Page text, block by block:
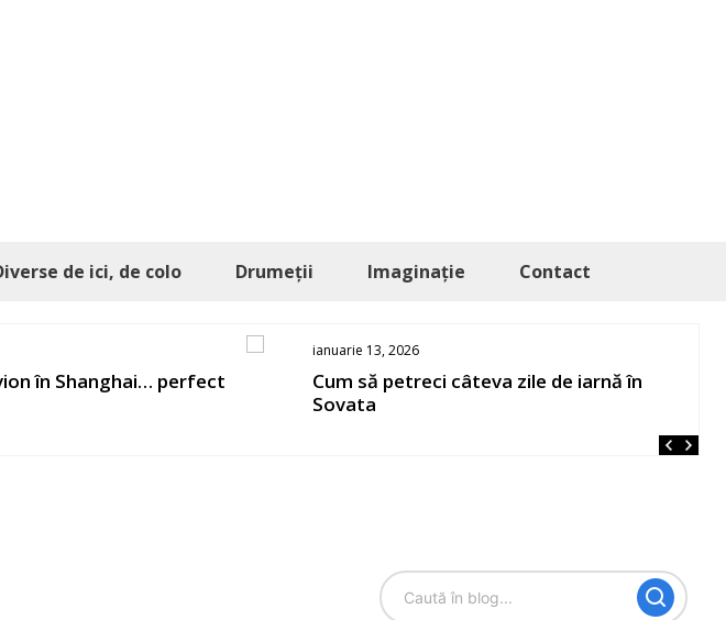
de ici, de colo Drumeții Imaginație Contact
în Shanghai… perfect
ianuarie 13, 2026
Cum să petreci câteva zile de iarnă în
Sovata